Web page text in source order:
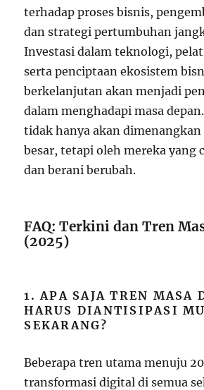
terhadap proses bisnis,
dan strategi pertumbuhan
Investasi dalam teknologi,
serta penciptaan ekosistem
berkelanjutan akan menjadi
dalam menghadapi masa
tidak hanya akan dimenangkan
besar, tetapi oleh mereka yang
dan berani berubah.
FAQ: Terkini dan Tren
(2025)
1. APA SAJA TREN MASA
HARUS DIANTISIPASI
SEKARANG?
Beberapa tren utama menuju
transformasi digital di semua